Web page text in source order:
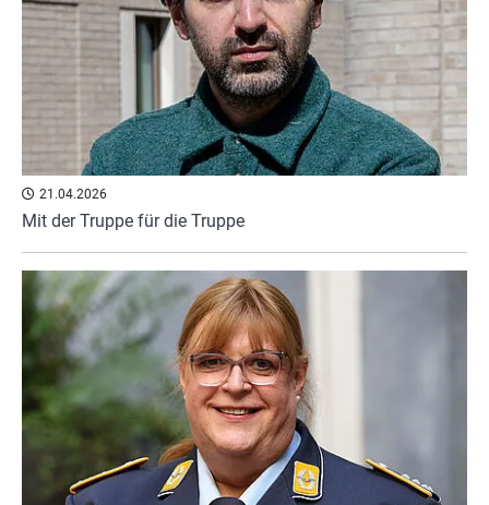
21.04.2026
Mit der Truppe für die Truppe